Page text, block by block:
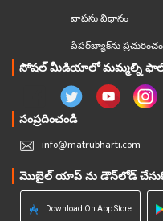
వాపసు విధానం
పేపర్‌బ్యాక్‌ను
సోషల్ మీడియాలో మమ్మల్ని ఫాలో
సంప్రదించండి
info@matrubharti.com
మొబైల్ యాప్ ను డౌన్‌లోడ్
Download On App Store